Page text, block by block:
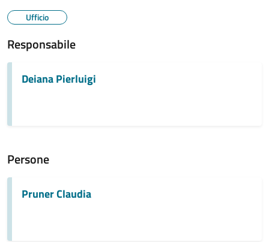
Ufficio
Responsabile
Deiana Pierluigi
Persone
Pruner Claudia